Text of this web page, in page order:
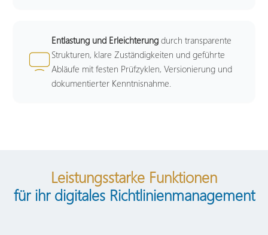
Entlastung und Erleichterung durch transparente
Strukturen, klare Zuständigkeiten und geführte
Abläufe mit festen Prüfzyklen, Versionierung und
dokumentierter Kenntnisnahme.
Leistungsstarke Funktionen
für ihr digitales Richtlinienmanagement